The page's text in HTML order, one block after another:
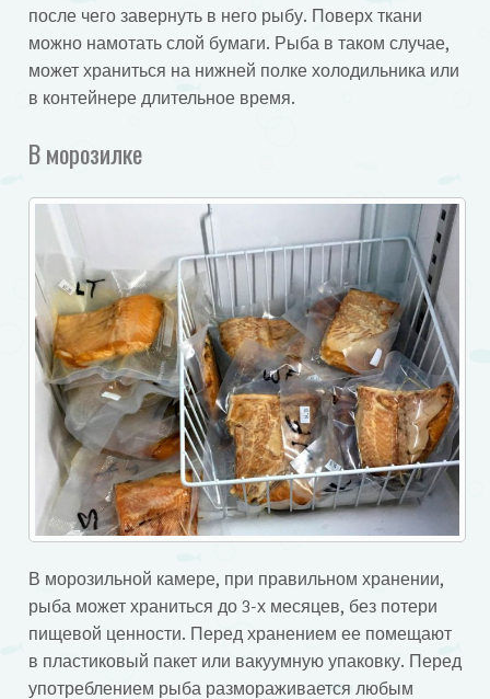
после чего завернуть в него рыбу. Поверх ткани
можно намотать слой бумаги. Рыба в таком случае,
может храниться на нижней полке холодильника или
в контейнере длительное время.
В морозилке
В морозильной камере, при правильном хранении,
рыба может храниться до 3-х месяцев, без потери
пищевой ценности. Перед хранением ее помещают
в пластиковый пакет или вакуумную упаковку. Перед
употреблением рыба размораживается любым